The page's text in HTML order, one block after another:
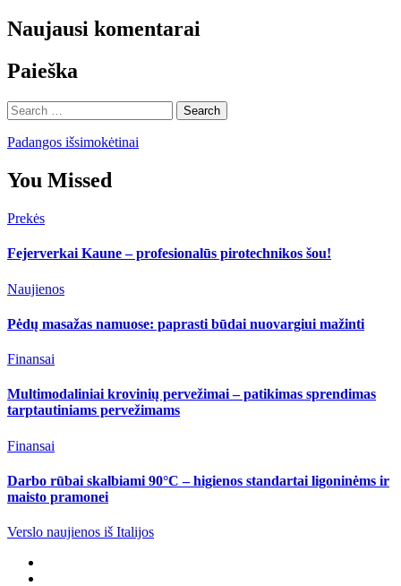
Naujausi komentarai
Paieška
Search
for:
Padangos išsimokėtinai
You Missed
Prekės
Fejerverkai Kaune – profesionalūs pirotechnikos šou!
Naujienos
Pėdų masažas namuose: paprasti būdai nuovargiui mažinti
Finansai
Multimodaliniai krovinių pervežimai – patikimas sprendimas
tarptautiniams pervežimams
Finansai
Darbo rūbai skalbiami 90°C – higienos standartai ligoninėms ir
maisto pramonei
Verslo naujienos iš Italijos